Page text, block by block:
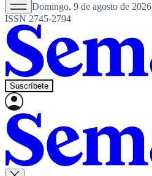
Domingo, 9 de agosto de 2026
ISSN 2745-2794
Suscríbete